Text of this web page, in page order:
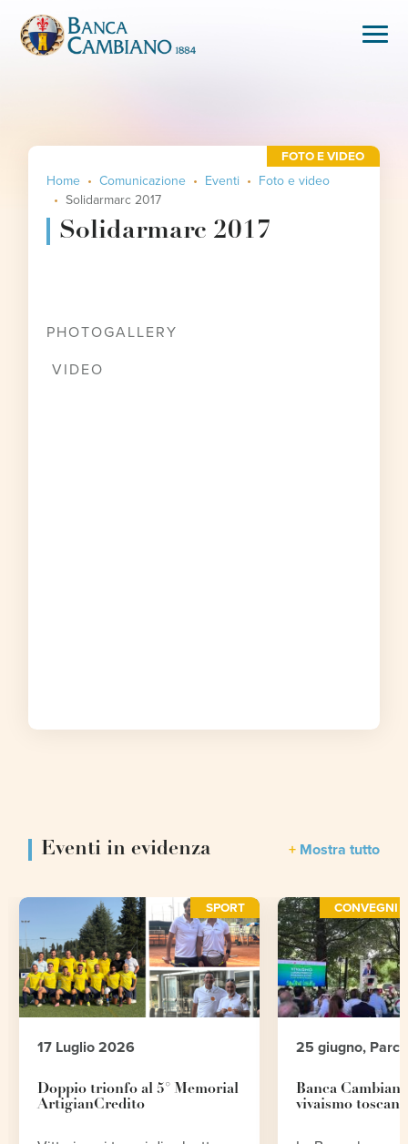
Home Comunicazione Eventi
Foto e video
Solidarmarc 2017
Solidarmarc 2017
FOTO E VIDEO
PHOTOGALLERY
VIDEO
Eventi in evidenza Mostra tutto
SPORT
17 Luglio 2026
Doppio trionfo al 5° Memorial
ArtigianCredito
CONVEGNI
25 giugno,
Banca
vivaismo toscano